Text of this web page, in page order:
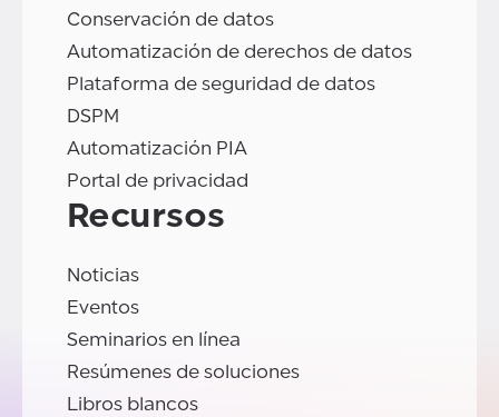
Conservación de datos
Automatización de derechos de datos
Plataforma de seguridad de datos
DSPM
Automatización PIA
Portal de privacidad
Recursos
Noticias
Eventos
Seminarios en línea
Resúmenes de soluciones
Libros blancos